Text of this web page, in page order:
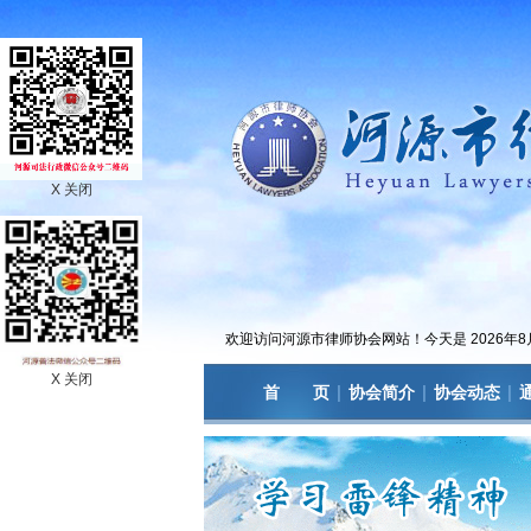
欢迎访问河源市律师协会网站！今天是 2026年8
首 页 | 协会简介 | 协会动态 |
X 关闭
X 关闭